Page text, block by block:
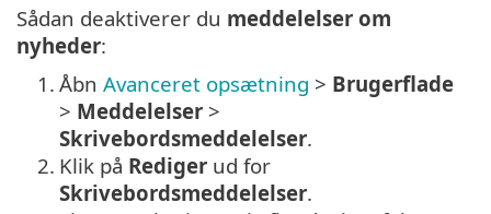
Sådan deaktiverer du meddelelser om
nyheder:
1. Åbn Avanceret opsætning > Brugerflade
> Meddelelser >
Skrivebordsmeddelelser.
2. Klik på Rediger ud for
Skrivebordsmeddelelser.